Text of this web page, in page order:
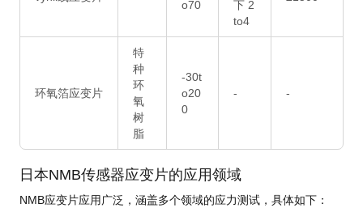
o70
下 2
to4
环氧箔应变片
特
种
环
氧
树
脂
-30t
o20
0
- -
日本NMB传感器应变片的应用领域
NMB应变片应用广泛，涵盖多个领域的应力测试，具体如下：